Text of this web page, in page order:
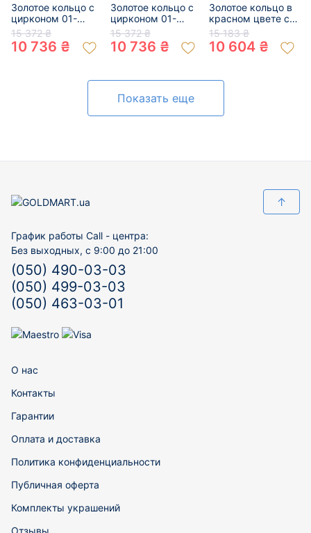
Золотое кольцо с
цирконом 01-
200188794
15 372 ₴
10 736 ₴
Золотое кольцо с
цирконом 01-
200240895
15 372 ₴
10 736 ₴
Золотое кольцо в
красном цвете с
цирконом 01-
200270030
15 183 ₴
10 604 ₴
Показать еще
↑
График работы Call - центра:
Без выходных, с 9:00 до 21:00
(050) 490-03-03
(050) 499-03-03
(050) 463-03-01
О нас
Контакты
Гарантии
Оплата и доставка
Политика конфиденциальности
Публичная оферта
Комплекты украшений
Отзывы